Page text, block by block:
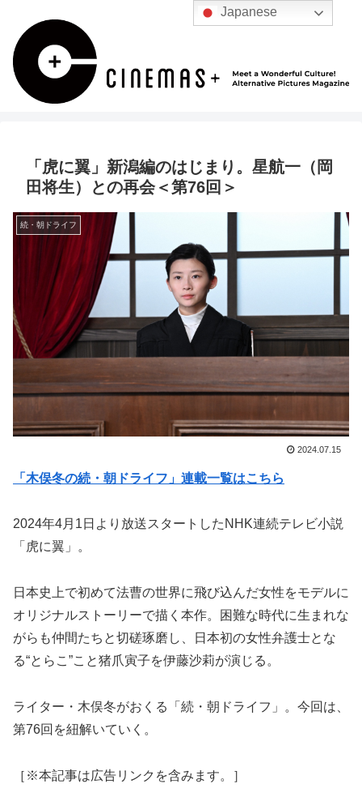
「虎に翼」新潟編のはじまり。星航一（岡
田将生）との再会＜第76回＞
続・朝ドライフ
2024.07.15
「木俣冬の続・朝ドライフ」連載一覧はこちら
2024年4月1日より放送スタートしたNHK連続テレビ小説
「虎に翼」。
日本史上で初めて法曹の世界に飛び込んだ女性をモデルに
オリジナルストーリーで描く本作。困難な時代に生まれな
がらも仲間たちと切磋琢磨し、日本初の女性弁護士とな
る“とらこ”こと猪爪寅子を伊藤沙莉が演じる。
ライター・木俣冬がおくる「続・朝ドライフ」。今回は、
第76回を紐解いていく。
［※本記事は広告リンクを含みます。］
Japanese